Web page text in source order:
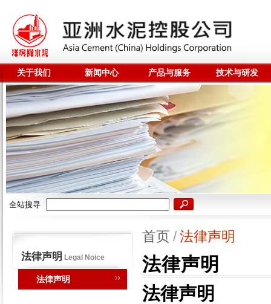
关于我们 新闻中心 产品与服务 技术与研发
全站搜寻
法律声明 Legal Noice
法律声明
首页 /法律声明
法律声明
法律声明